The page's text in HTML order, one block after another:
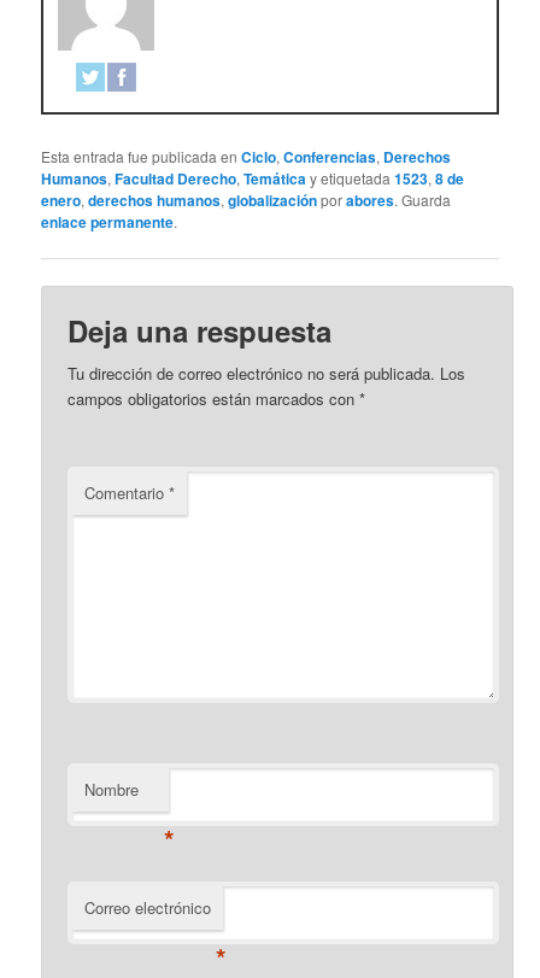
Esta entrada fue publicada enCiclo,Conferencias, Derechos
Humanos,Facultad Derecho,Temáticay etiquetada1523,8 de
enero,derechos humanos,globalizaciónporabores. Guarda
enlace permanente.
Deja una respuesta
Tu dirección de correo electrónico no será publicada. Los
campos obligatorios están marcados con*
Comentario*
Nombre
*
Correo electrónico
*